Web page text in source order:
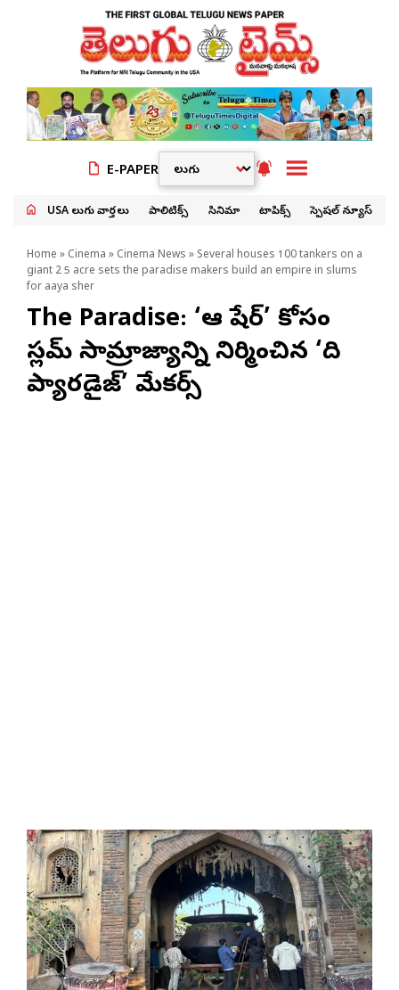
E-PAPER
USA తెలుగు వార్తలు పాలిటిక్స్ సినిమా టాపిక్స్ స్పెషల్ న్యూస్
Home » Cinema » Cinema News » Several houses 100 tankers on a
giant 2 5 acre sets the paradise makers build an empire in slums
for aaya sher
The Paradise: ‘ఆయా షేర్’ కోసం
స్లమ్ సామ్రాజ్యాన్ని నిర్మించిన ‘ది
ప్యారడైజ్’ మేకర్స్